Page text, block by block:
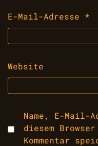
E-Mail-Adresse *
Website
Name, E-Mail-
diesem
Kommentar